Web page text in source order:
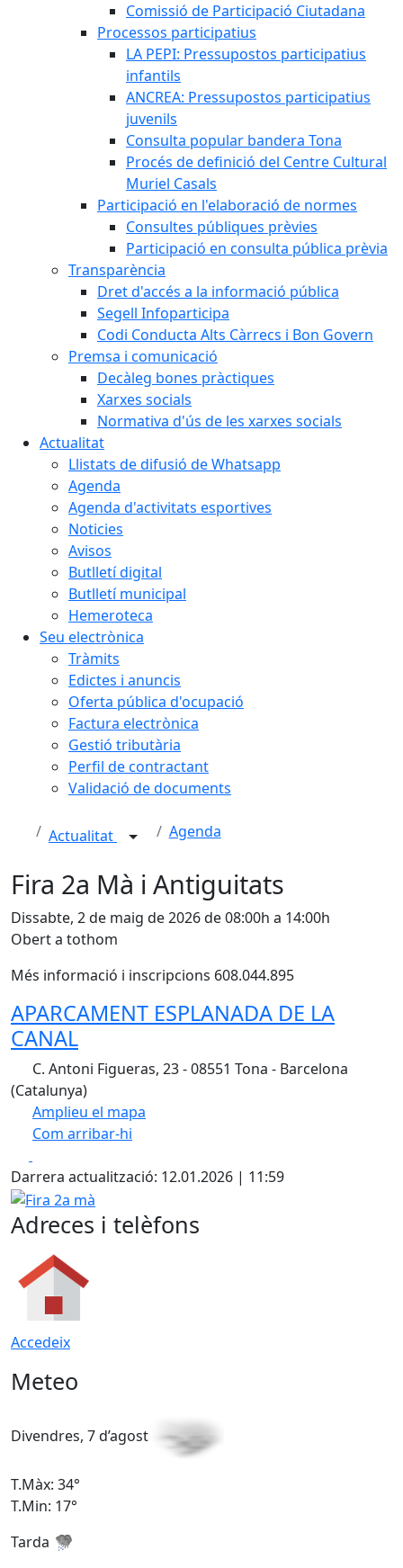
Comissió de Participació Ciutadana
Processos participatius
LA PEPI: Pressupostos participatius
infantils
ANCREA: Pressupostos participatius
juvenils
Consulta popular bandera Tona
Procés de definició del Centre Cultural
Muriel Casals
Participació en l'elaboració de normes
Consultes públiques prèvies
Participació en consulta pública prèvia
Transparència
Dret d'accés a la informació pública
Segell Infoparticipa
Codi Conducta Alts Càrrecs i Bon Govern
Premsa i comunicació
Decàleg bones pràctiques
Xarxes socials
Normativa d'ús de les xarxes socials
Actualitat
Llistats de difusió de Whatsapp
Agenda
Agenda d'activitats esportives
Noticies
Avisos
Butlletí digital
Butlletí municipal
Hemeroteca
Seu electrònica
Tràmits
Edictes i anuncis
Oferta pública d'ocupació
Factura electrònica
Gestió tributària
Perfil de contractant
Validació de documents
Actualitat Agenda
Fira 2a Mà i Antiguitats
Dissabte, 2 de maig de 2026 de 08:00h a 14:00h
Obert a tothom
Més informació i inscripcions 608.044.895
APARCAMENT ESPLANADA DE LA
CANAL
C. Antoni Figueras, 23 - 08551 Tona - Barcelona
(Catalunya)
Amplieu el mapa
Com arribar-hi
+
−
Darrera actualització: 12.01.2026 | 11:59
Fira 2a mà
Adreces i telèfons
Accedeix
Meteo
Divendres, 7 d’agost
T.Màx: 34°
T.Min: 17°
Tarda